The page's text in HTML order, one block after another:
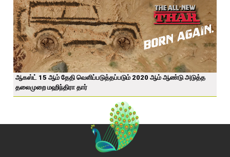
ஆகஸ்ட் 15 ஆம் தேதி வெளிப்படுத்தப்படும் 2020 ஆம் ஆண்டு அடுத்த
தலைமுறை மஹிந்திரா தார்